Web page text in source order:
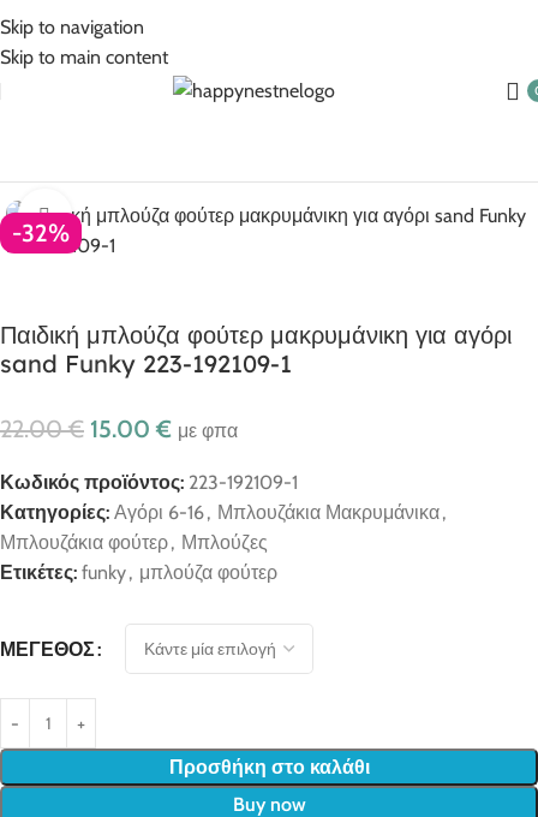
Skip to navigation
Skip to main content
-32%
Click to enlarge
Παιδική μπλούζα φούτερ μακρυμάνικη για αγόρι
sand Funky 223-192109-1
22.00€ 15.00€ με φπα
Κωδικός προϊόντος: 223-192109-1
Κατηγορίες: Αγόρι 6-16, Μπλουζάκια Μακρυμάνικα,
Μπλουζάκια φούτερ, Μπλούζες
Ετικέτες: funky, μπλούζα φούτερ
ΜΈΓΕΘΟΣ
Προσθήκη στο καλάθι
Buy now
5% Επιπλέον έκπτωση για πληρωμές με κάρτα!